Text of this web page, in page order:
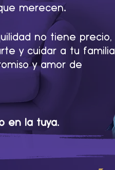
merecen.
no tiene precio,
y cuidar a tu familia
y amor de
en la tuya.